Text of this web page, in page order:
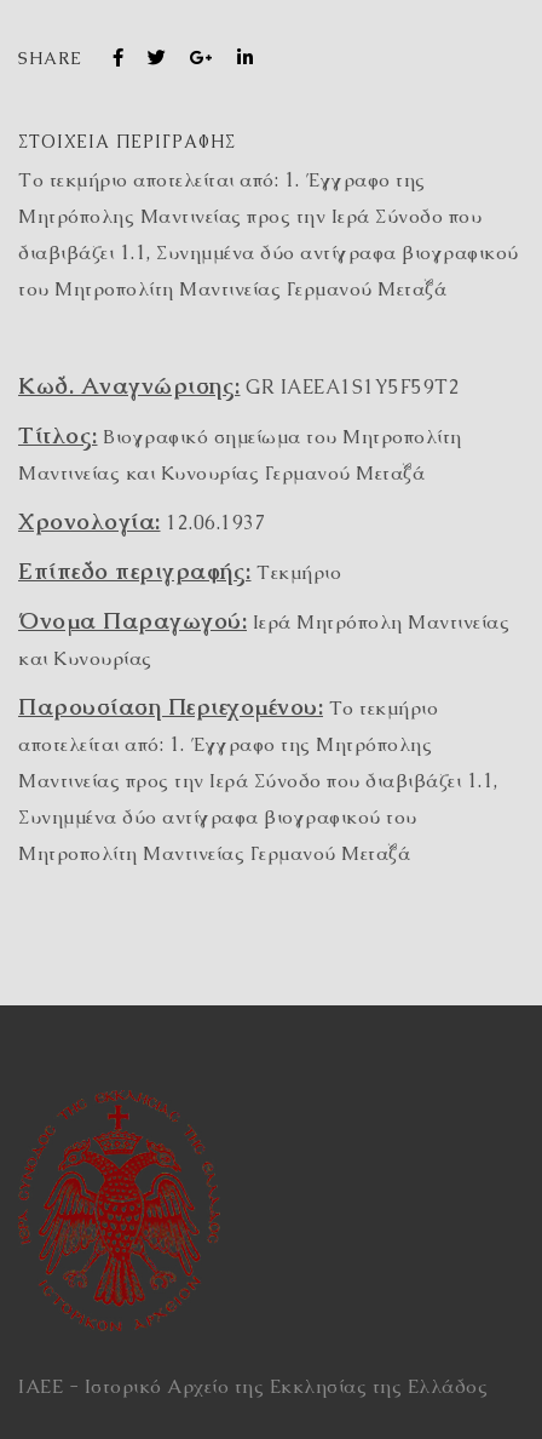
SHARE
ΣΤΟΙΧΕΊΑ ΠΕΡΙΓΡΑΦΉΣ
Το τεκμήριο αποτελείται από: 1. Έγγραφο της
Μητρόπολης Μαντινείας προς την Ιερά Σύνοδο που
διαβιβάζει 1.1, Συνημμένα δύο αντίγραφα βιογραφικού
του Μητροπολίτη Μαντινείας Γερμανού Μεταξά
Κωδ. Αναγνώρισης: GR IAEEA1S1Y5F59T2
Τίτλος: Βιογραφικό σημείωμα του Μητροπολίτη
Μαντινείας και Κυνουρίας Γερμανού Μεταξά
Χρονολογία: 12.06.1937
Επίπεδο περιγραφής: Τεκμήριο
Όνομα Παραγωγού: Ιερά Μητρόπολη Μαντινείας
και Κυνουρίας
Παρουσίαση Περιεχομένου: Το τεκμήριο
αποτελείται από: 1. Έγγραφο της Μητρόπολης
Μαντινείας προς την Ιερά Σύνοδο που διαβιβάζει 1.1,
Συνημμένα δύο αντίγραφα βιογραφικού του
Μητροπολίτη Μαντινείας Γερμανού Μεταξά
ΙΑΕΕ - Ιστορικό Αρχείο της Εκκλησίας της Ελλάδος